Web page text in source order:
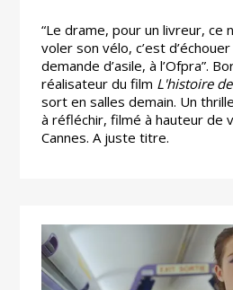
“Le drame, pour un livreur, ce
voler son vélo, c’est
demande d’asile, à l’Ofpra”.
réalisateur du film L'histoire
sort en salles demain. Un
à réfléchir, filmé à hauteur de
Cannes. A juste titre.